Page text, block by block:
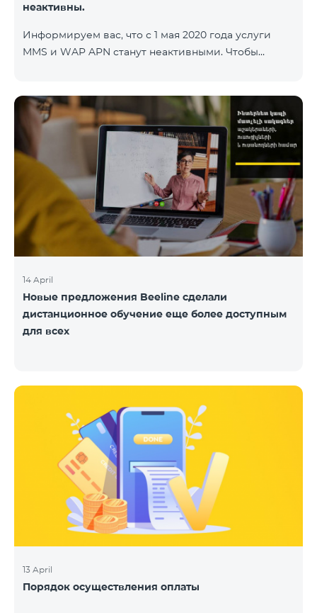
неактивны.
Информируем вас, что с 1 мая 2020 года услуги
MMS и WAP APN станут неактивными. Чтобы
internet.beeline.am и удалить поля Port, Proxy,
Password. Подробности: 0611
14 April
Новые предложения Beeline сделали
дистанционное обучение еще более доступным
для всех
13 April
Порядок осуществления оплаты